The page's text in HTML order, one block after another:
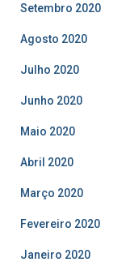
Setembro 2020
Agosto 2020
Julho 2020
Junho 2020
Maio 2020
Abril 2020
Março 2020
Fevereiro 2020
Janeiro 2020